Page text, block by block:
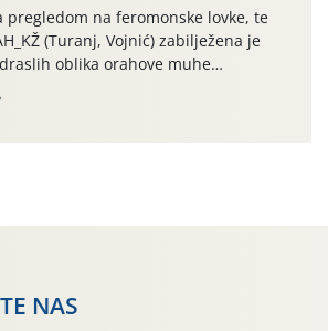
pregledom na feromonske lovke, te
(Turanj, Vojnić) zabilježena je
oblika orahove muhe
Niska brojnost može se objasniti
o mladim nasadima s vrlo malim
NAS